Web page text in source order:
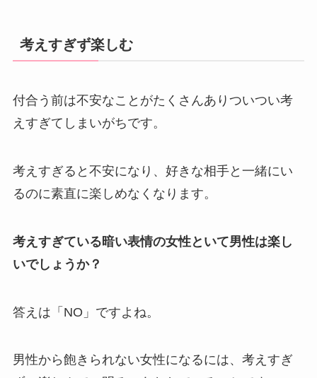
考えすぎず楽しむ
付合う前は不安なことがたくさんありついつい考
えすぎてしまいがちです。
考えすぎると不安になり、好きな相手と一緒にい
るのに素直に楽しめなくなります。
考えすぎている暗い表情の女性といて男性は楽し
いでしょうか？
答えは「NO」ですよね。
男性から飽きられない女性になるには、考えすぎ